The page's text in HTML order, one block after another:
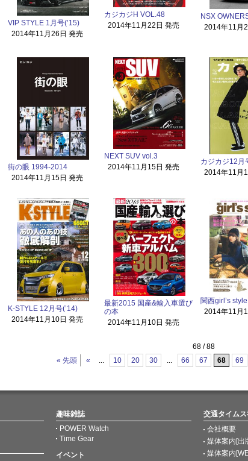
VIP STYLE 1月号(’15)
2014年11月26日 発売
カジカジH VOL.48
2014年11月22日 発売
NSX
2014年11月
街の眼 1994-2014
2014年11月15日 発売
NEXT SUV vol.3
2014年11月15日 発売
カジカジ12月
2014年11月
K-STYLE 12月号(’14)
2014年11月10日 発売
最新2015 国産&輸入車選び
の本
2014年11月10日 発売
関西girl’s
2014年11月
68 / 88
« 先頭
« ... 10 20 30 ... 66 67 68 69
趣味雑誌
POWER Watch
Time Gear
イベント
交通タイム
会社概要
媒体案内[出
媒体案内